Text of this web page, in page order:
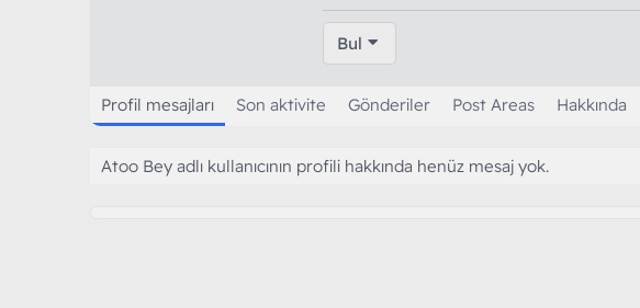
Bul
Profil mesajları Son aktivite Gönderiler Post Areas Hakkında
Atoo Bey adlı kullanıcının profili hakkında henüz mesaj yok.